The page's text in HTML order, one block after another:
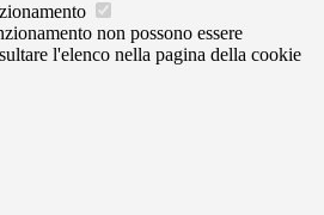
non possono essere
l'elenco nella pagina della cookie